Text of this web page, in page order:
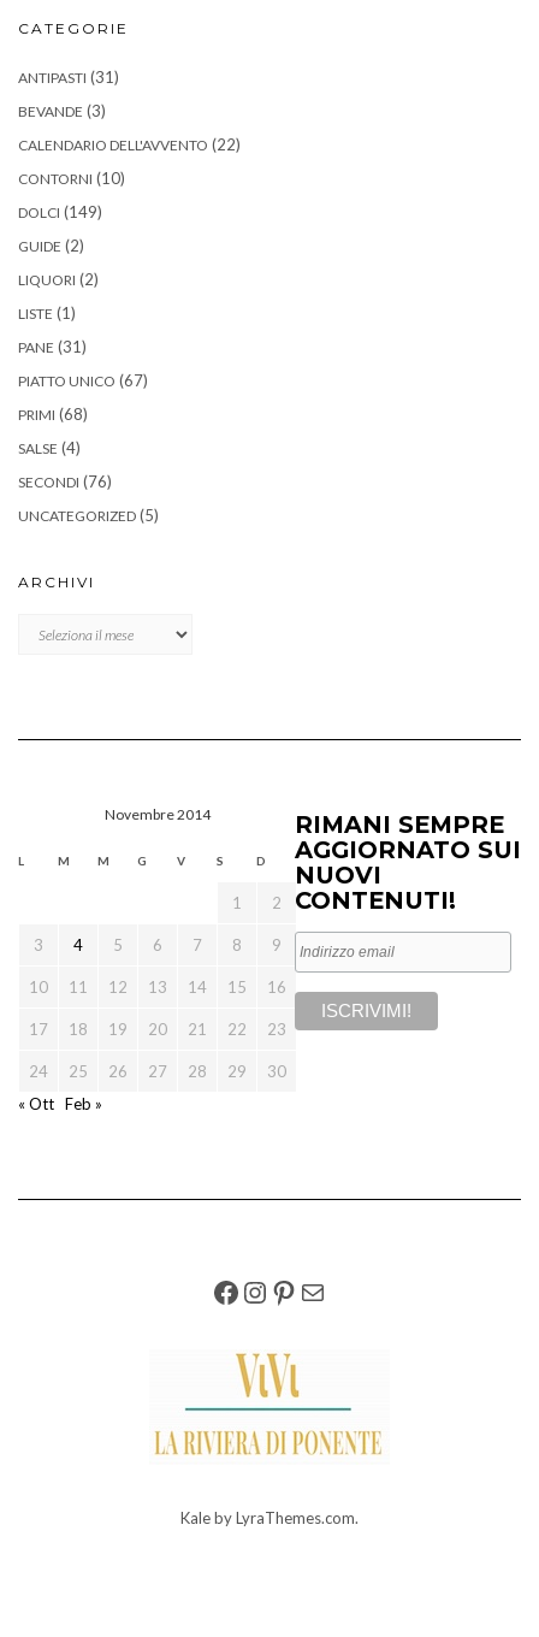
CATEGORIE
ANTIPASTI (31)
BEVANDE (3)
CALENDARIO DELL'AVVENTO (22)
CONTORNI (10)
DOLCI (149)
GUIDE (2)
LIQUORI (2)
LISTE (1)
PANE (31)
PIATTO UNICO (67)
PRIMI (68)
SALSE (4)
SECONDI (76)
UNCATEGORIZED (5)
ARCHIVI
Novembre 2014
L M M G V S D
1 2
3 4 5 6 7 8 9
10 11 12 13 14 15 16
17 18 19 20 21 22 23
24 25 26 27 28 29
30
« Ott Feb »
RIMANI SEMPRE
AGGIORNATO SUI
NUOVI
CONTENUTI!
FACEBOOK
INSTAGRAM
PINTEREST
EMAIL
Kaleby LyraThemes.com.